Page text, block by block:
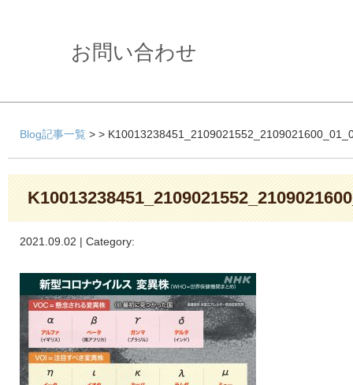
お問い合わせ
Blog記事一覧 > >
2021.09.02 | Category: